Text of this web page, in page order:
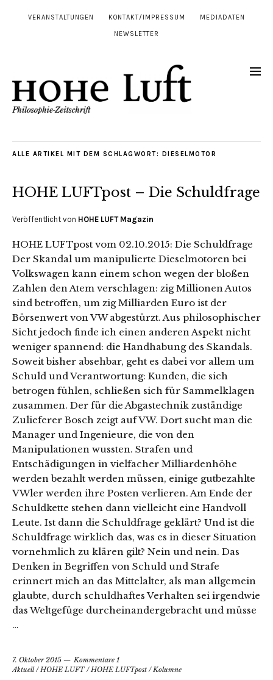
VERANSTALTUNGEN KONTAKT/IMPRESSUM MEDIADATEN
NEWSLETTER
ALLE ARTIKEL MIT DEM SCHLAGWORT: DIESELMOTOR
HOHE LUFTpost – Die Schuldfrage
Veröffentlicht von HOHE LUFT Magazin
HOHE LUFTpost vom 02.10.2015: Die Schuldfrage
Der Skandal um manipulierte Dieselmotoren bei
Volkswagen kann einem schon wegen der bloßen
Zahlen den Atem verschlagen: zig Millionen Autos
sind betroffen, um zig Milliarden Euro ist der
Börsenwert von VW abgestürzt. Aus philosophischer
Sicht jedoch finde ich einen anderen Aspekt nicht
weniger spannend: die Handhabung des Skandals.
Soweit bisher absehbar, geht es dabei vor allem um
Schuld und Verantwortung: Kunden, die sich
betrogen fühlen, schließen sich für Sammelklagen
zusammen. Der für die Abgastechnik zuständige
Zulieferer Bosch zeigt auf VW. Dort sucht man die
Manager und Ingenieure, die von den
Manipulationen wussten. Strafen und
Entschädigungen in vielfacher Milliardenhöhe
werden bezahlt werden müssen, einige gutbezahlte
VWler werden ihre Posten verlieren. Am Ende der
Schuldkette stehen dann vielleicht eine Handvoll
Leute. Ist dann die Schuldfrage geklärt? Und ist die
Schuldfrage wirklich das, was es in dieser Situation
vornehmlich zu klären gilt? Nein und nein. Das
Denken in Begriffen von Schuld und Strafe
erinnert mich an das Mittelalter, als man allgemein
glaubte, durch schuldhaftes Verhalten sei irgendwie
das Weltgefüge durcheinandergebracht und müsse
…
7. Oktober 2015
Kommentare 1
Aktuell/HOHE LUFT/HOHE LUFTpost /Kolumne